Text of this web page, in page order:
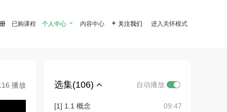
已购课程 个人中心  内容中心  关注我们 进入关怀模式
播放 选集(106) 自动播放
[1] 1.1 概念 09:47